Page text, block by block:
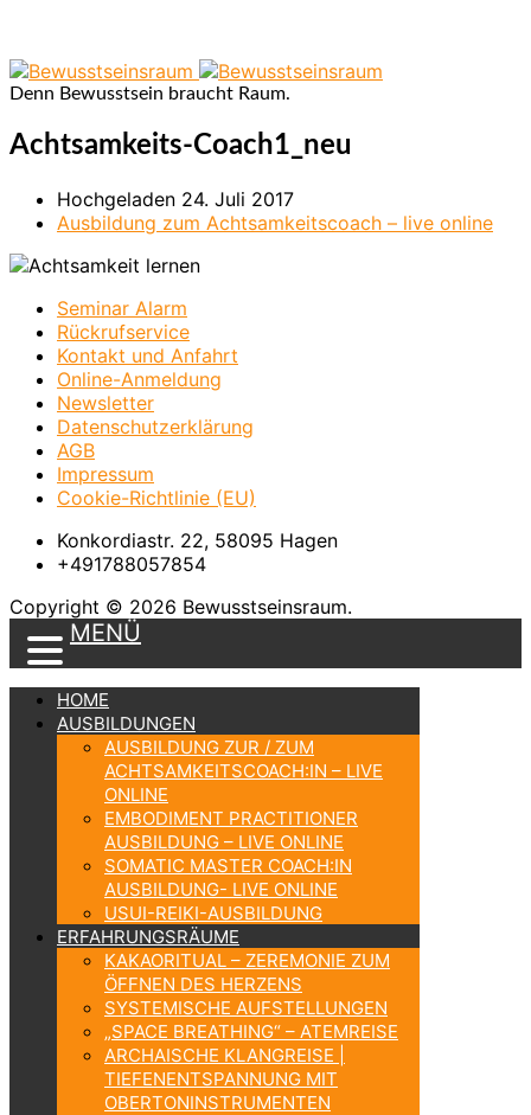
Denn Bewusstsein braucht Raum.
Achtsamkeits-Coach1_neu
Hochgeladen 24. Juli 2017
Ausbildung zum Achtsamkeitscoach – live online
Seminar Alarm
Rückrufservice
Kontakt und Anfahrt
Online-Anmeldung
Newsletter
Datenschutzerklärung
AGB
Impressum
Cookie-Richtlinie (EU)
Konkordiastr. 22, 58095 Hagen
+491788057854
Copyright © 2026 Bewusstseinsraum.
MENÜ
HOME
AUSBILDUNGEN
AUSBILDUNG ZUR / ZUM
ACHTSAMKEITSCOACH:IN – LIVE
ONLINE
EMBODIMENT PRACTITIONER
AUSBILDUNG – LIVE ONLINE
SOMATIC MASTER COACH:IN
AUSBILDUNG- LIVE ONLINE
USUI-REIKI-AUSBILDUNG
ERFAHRUNGSRÄUME
KAKAORITUAL – ZEREMONIE ZUM
ÖFFNEN DES HERZENS
SYSTEMISCHE AUFSTELLUNGEN
„SPACE BREATHING“ – ATEMREISE
ARCHAISCHE KLANGREISE |
TIEFENENTSPANNUNG MIT
OBERTONINSTRUMENTEN